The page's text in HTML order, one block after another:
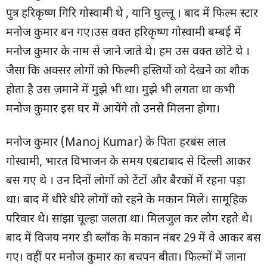
पुत्र हरिकृष्ण गिरि गोस्वामी थे , यानि घुल्लू । बाद में फिल्म स्टार
मनोज कुमार बन गए।उस वक्त हरिकृष्ण गोस्वामी बम्बई में
मनोज कुमार के नाम से जाने जाते थे। हम उस वक्त छोटे थे ।
जैसा कि अक्सर लोगों को फिल्मी हस्तियों को देखने का शौक
होता है उस ज़माने में मुझे भी था। मुझे भी लगता था कभी
मनोज कुमार इस घर में आयेंगे तो उनसे मिलना होगा।
मनोज कुमार (Manoj Kumar) के पिता हरबंस लाल
गोस्वामी, भारत विभाजन के समय एबटाबाद से दिल्ली आकर
बस गए थे । उन दिनों लोगों को टेंटों और बैरकों में रहना पड़ा
था। बाद में धीरे धीरे लोगों को रहने के मकान मिले। सामूहिक
परिवार थे। सांझा चूल्हा जलता था। मिलजुल कर लोग रहते थे।
बाद में विजय नगर डी ब्लॉक के मकान नंबर 29 में वे आकर बस
गए। वहीं पर मनोज कुमार का बचपन बीता। फिल्मों में जाना